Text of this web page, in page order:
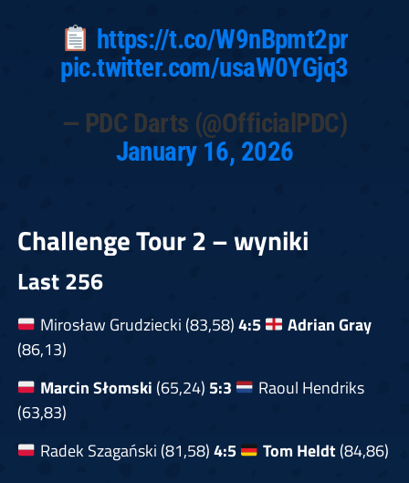
https://t.co/W9nBpmt2pr
pic.twitter.com/usaW0YGjq3
— PDC Darts (@OfficialPDC)
January 16, 2026
Challenge Tour 2 – wyniki
Last 256
Mirosław Grudziecki (83,58)4:5
Adrian Gray
(86,13)
Marcin Słomski (65,24) 5:3
Raoul Hendriks
(63,83)
Radek Szagański (81,58)4:5 Tom Heldt(84,86)